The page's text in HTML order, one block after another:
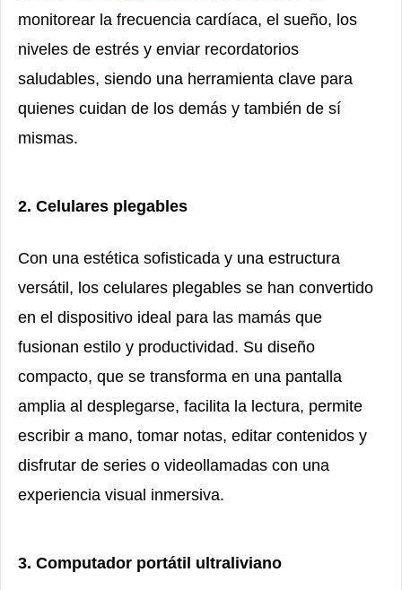
monitorear la frecuencia cardíaca, el sueño, los
niveles de estrés y enviar recordatorios
saludables, siendo una herramienta clave para
quienes cuidan de los demás y también de sí
mismas.
2. Celulares plegables
Con una estética sofisticada y una estructura
versátil, los celulares plegables se han convertido
en el dispositivo ideal para las mamás que
fusionan estilo y productividad. Su diseño
compacto, que se transforma en una pantalla
amplia al desplegarse, facilita la lectura, permite
escribir a mano, tomar notas, editar contenidos y
disfrutar de series o videollamadas con una
experiencia visual inmersiva.
3. Computador portátil ultraliviano